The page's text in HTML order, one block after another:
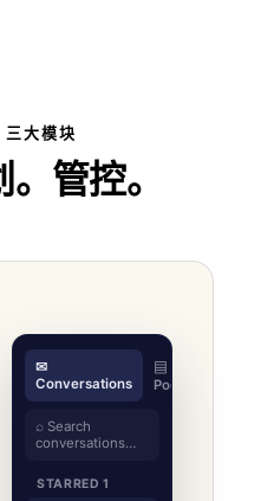
三大模块
管控。
✉
Conversations
▤
Pods
⌕ Search
conversations…
STARRED 1